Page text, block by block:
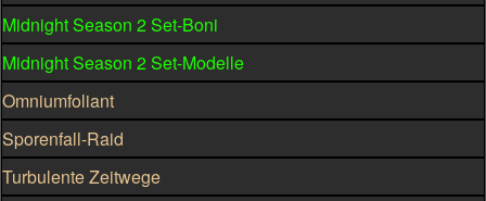
Midnight Season 2 Set-Boni
Midnight Season 2 Set-Modelle
Omniumfoliant
Sporenfall-Raid
Turbulente Zeitwege